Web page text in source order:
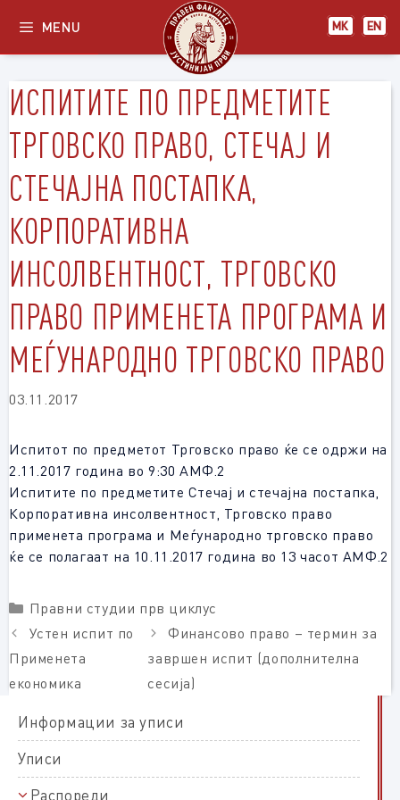
content
МК EN
MENU
ИСПИТИТЕ ПО ПРЕДМЕТИТЕ
ТРГОВСКО ПРАВО, СТЕЧАЈ И
СТЕЧАЈНА ПОСТАПКА,
КОРПОРАТИВНА
ИНСОЛВЕНТНОСТ, ТРГОВСКО
ПРАВО ПРИМЕНЕТА ПРОГРАМА И
МЕЃУНАРОДНО ТРГОВСКО ПРАВО
03.11.2017
Испитот по предметот Трговско право ќе се одржи на
2.11.2017 година во 9:30 АМФ.2
Испитите по предметите Стечај и стечајна постапка,
Корпоративна инсолвентност, Трговско право
применета програма и Меѓународно трговско право
ќе се полагаат на 10.11.2017 година во 13 часот АМФ.2
Categories
Правни студии прв циклус
Устен испит по
Применета
економика
Финансово право – термин за
завршен испит (дополнителна
сесија)
Информации за уписи
Уписи
Распореди